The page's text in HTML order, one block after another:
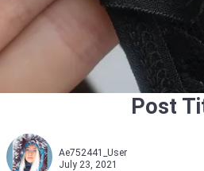
Post
Ae752441_User
July 23, 2021